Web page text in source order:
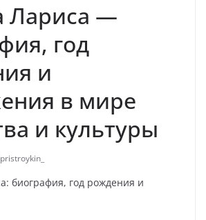
Лариса —
год
и
в мире
и культуры
pristroykin_